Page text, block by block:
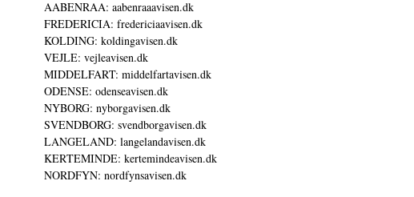
AABENRAA: aabenraaavisen.dk
FREDERICIA: fredericiaavisen.dk
KOLDING: koldingavisen.dk
VEJLE: vejleavisen.dk
MIDDELFART: middelfartavisen.dk
ODENSE: odenseavisen.dk
NYBORG: nyborgavisen.dk
SVENDBORG: svendborgavisen.dk
LANGELAND: langelandavisen.dk
KERTEMINDE: kertemindeavisen.dk
NORDFYN: nordfynsavisen.dk